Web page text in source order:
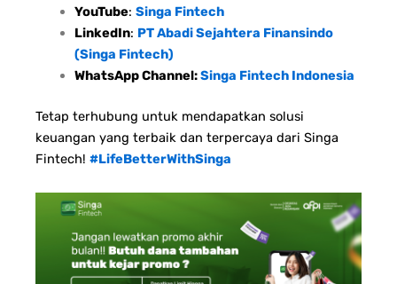
YouTube: Singa Fintech
LinkedIn: PT Abadi Sejahtera Finansindo
(Singa Fintech)
WhatsApp Channel:Singa Fintech Indonesia
Tetap terhubung untuk mendapatkan solusi
keuangan yang terbaik dan terpercaya dari Singa
Fintech! #LifeBetterWithSinga